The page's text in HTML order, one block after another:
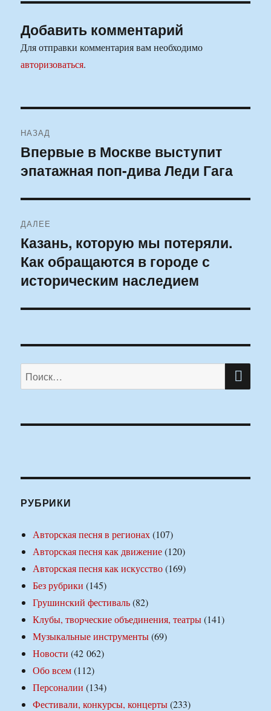
Добавить комментарий
Для отправки комментария вам необходимо
авторизоваться.
по
записям
НАЗАД
Предыдущая
запись:
Впервые в Москве выступит
эпатажная поп-дива Леди Гага
ДАЛЕЕ
Следующая
запись:
Казань, которую мы потеряли.
Как обращаются в городе с
историческим наследием
Искать:
РУБРИКИ
Авторская песня в регионах(107)
Авторская песня как движение(120)
Авторская песня как искусство(169)
Без рубрики (145)
Грушинский фестиваль(82)
Клубы, творческие объединения, театры(141)
Музыкальные инструменты(69)
Новости (42 062)
Обо всем(112)
Персоналии (134)
Фестивали, конкурсы, концерты(233)